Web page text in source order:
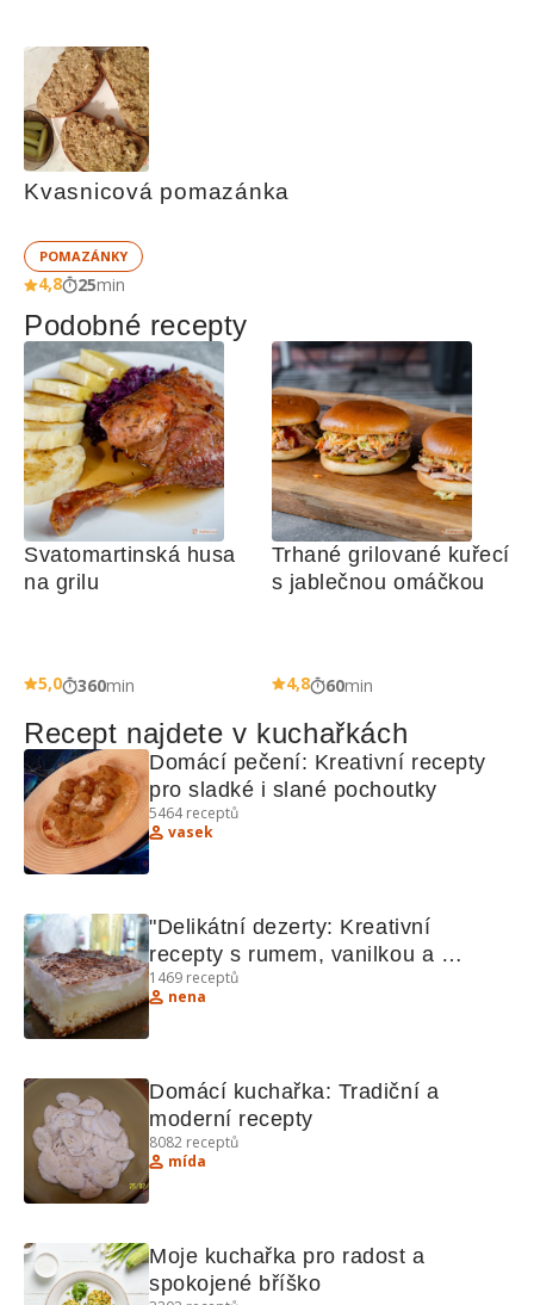
Kvasnicová pomazánka
POMAZÁNKY
4,8 25min
Podobné recepty
Svatomartinská husa
na grilu
5,0 360min
Trhané grilované kuřecí
s jablečnou omáčkou
4,8 60min
Recept najdete v kuchařkách
Domácí pečení: Kreativní recepty
pro sladké i slané pochoutky
5464receptů
vasek
"Delikátní dezerty: Kreativní
recepty s rumem, vanilkou a
kakáem"
1469 receptů
nena
Domácí kuchařka: Tradiční a
moderní recepty
8082 receptů
mída
Moje kuchařka pro radost a
spokojené bříško